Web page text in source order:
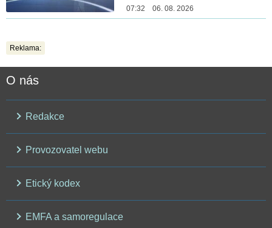
07:32 06. 08. 2026
Reklama:
O nás
Redakce
Provozovatel webu
Etický kodex
EMFA a samoregulace